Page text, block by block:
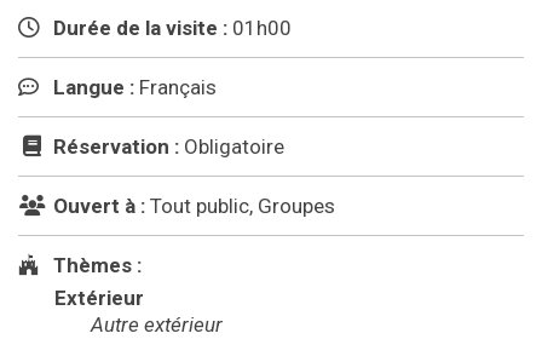
Durée de la visite : 01h00
Langue : Français
Réservation : Obligatoire
Ouvert à : Tout public, Groupes
Thèmes :
Extérieur
Autre extérieur